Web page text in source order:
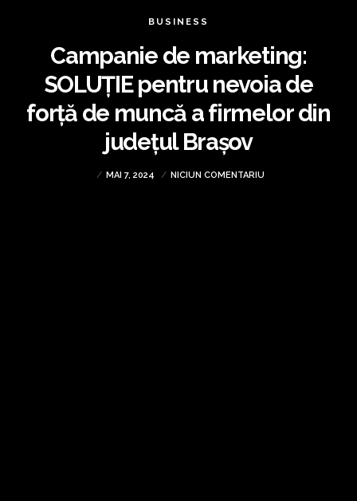
BUSINESS
Campanie de marketing:
SOLUȚIE pentru nevoia de
forță de muncă a firmelor din
județul Brașov
MAI 7, 2024 NICIUN COMENTARIU